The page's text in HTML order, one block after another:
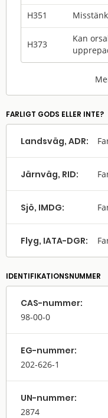
H351
H373
Kan
FARLIGT GODS ELLER INTE?
Landsväg, ADR:
Järnväg, RID:
Sjö, IMDG:
Flyg, IATA-DGR:
IDENTIFIKATIONSNUMMER
CAS-nummer:
98-00-0
EG-nummer:
202-626-1
UN-nummer:
2874